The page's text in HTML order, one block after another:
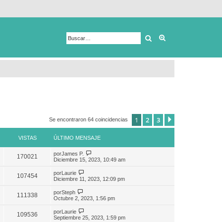
Buscar
Se encontraron 64 coincidencias 1 2 3
VISTAS ÚLTIMO MENSAJE
170021 porJames P.
Diciembre 15, 2023, 10:49 am
107454 porLaurie
Diciembre 11, 2023, 12:09 pm
111338 porSteph
Octubre 2, 2023, 1:56 pm
109536 porLaurie
Septiembre 25, 2023, 1:59 pm